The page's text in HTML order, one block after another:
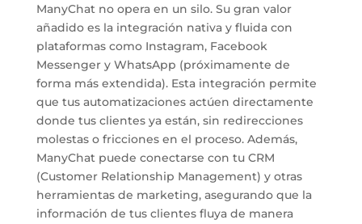
ManyChat no opera en un silo. Su gran valor
añadido es la integración nativa y fluida con
plataformas como Instagram, Facebook
Messenger y WhatsApp (próximamente de
forma más extendida). Esta integración permite
que tus automatizaciones actúen directamente
donde tus clientes ya están, sin redirecciones
molestas o fricciones en el proceso. Además,
ManyChat puede conectarse con tu CRM
(Customer Relationship Management) y otras
herramientas de marketing, asegurando que la
información de tus clientes fluya de manera